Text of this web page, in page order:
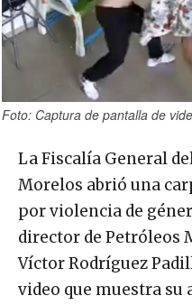
Foto: Captura de pantalla de
La Fiscalía General
Morelos abrió una
por violencia de
director de Petróleos
Víctor Rodríguez
video que muestra